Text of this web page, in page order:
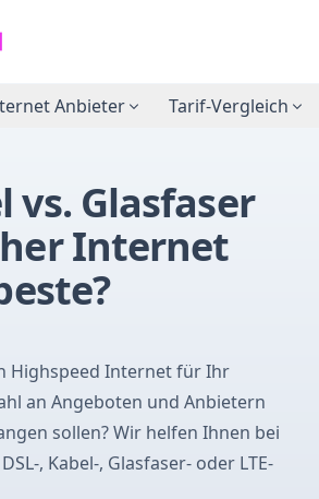
Anbieter Tarif-Vergleich
vs. Glasfaser
Internet
Highspeed Internet für Ihr
an Angeboten und Anbietern
sollen? Wir helfen Ihnen bei
, Kabel-, Glasfaser- oder LTE-